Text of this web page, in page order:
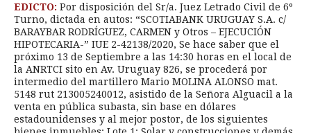
EDICTO: Por disposición del Sr/a. Juez Letrado Civil de 6º
Turno, dictada en autos: “SCOTIABANK URUGUAY S.A. c/
BARAYBAR RODRÍGUEZ, CARMEN y Otros – EJECUCIÓN
HIPOTECARIA-” IUE 2-42138/2020, Se hace saber que el
próximo 13 de Septiembre a las 14:30 horas en el local de
la ANRTCI sito en Av. Uruguay 826, se procederá por
intermedio del martillero Mario MOLINA ALONSO mat.
5148 rut 213005240012, asistido de la Señora Alguacil a la
venta en pública subasta, sin base en dólares
estadounidenses y al mejor postor, de los siguientes